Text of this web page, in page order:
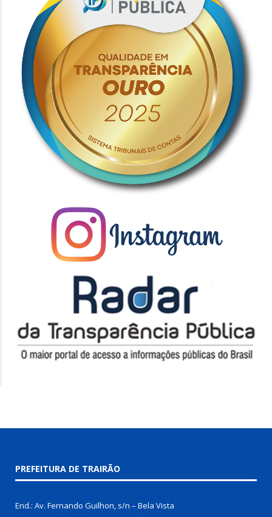
PREFEITURA DE TRAIRÃO
End.: Av. Fernando Guilhon, s/n – Bela Vista